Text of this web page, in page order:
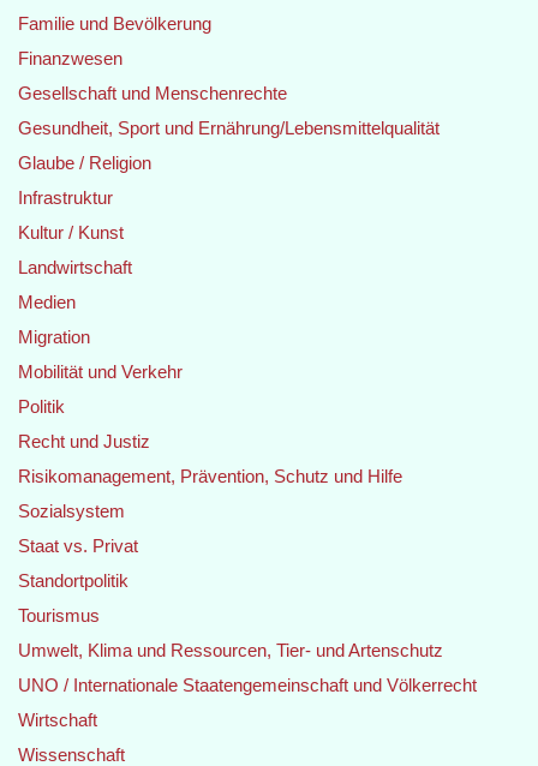
Familie und Bevölkerung
Finanzwesen
Gesellschaft und Menschenrechte
Gesundheit, Sport und Ernährung/Lebensmittelqualität
Glaube / Religion
Infrastruktur
Kultur / Kunst
Landwirtschaft
Medien
Migration
Mobilität und Verkehr
Politik
Recht und Justiz
Risikomanagement, Prävention, Schutz und Hilfe
Sozialsystem
Staat vs. Privat
Standortpolitik
Tourismus
Umwelt, Klima und Ressourcen, Tier- und Artenschutz
UNO / Internationale Staatengemeinschaft und Völkerrecht
Wirtschaft
Wissenschaft